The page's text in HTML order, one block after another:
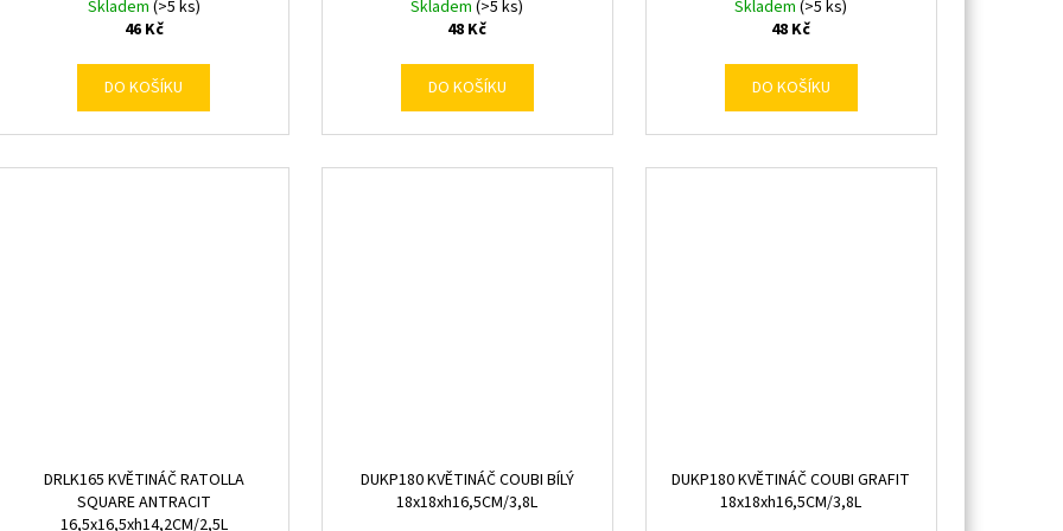
Skladem (>5 ks)
46 Kč
DO KOŠÍKU
Skladem(>5 ks)
48 Kč
DO KOŠÍKU
Skladem(>5 ks)
48 Kč
DO KOŠÍKU
DRLK165 KVĚTINÁČ RATOLLA
SQUARE ANTRACIT
16,5x16,5xh14,2CM/2,5L
DUKP180 KVĚTINÁČ COUBI BÍLÝ
18x18xh16,5CM/3,8L
DUKP180 KVĚTINÁČ COUBI GRAFIT
18x18xh16,5CM/3,8L